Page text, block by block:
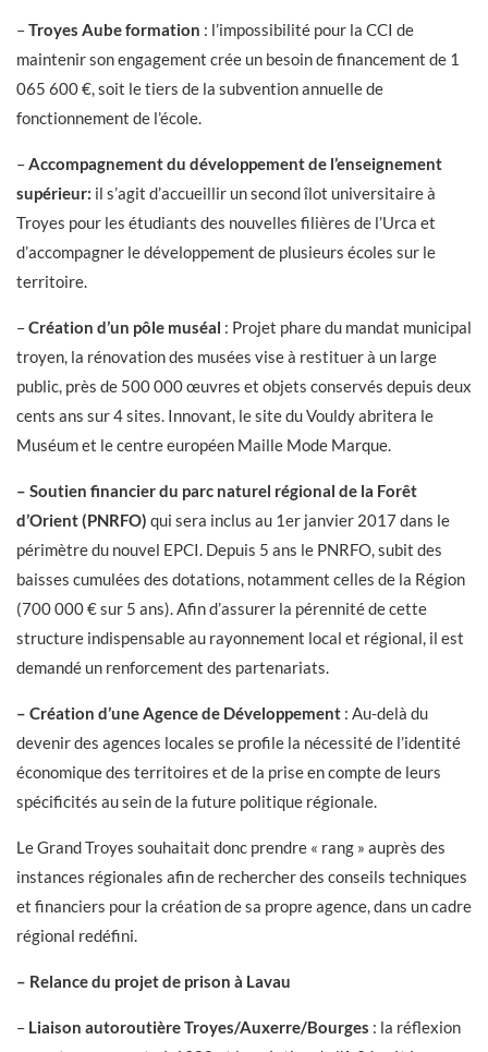
–Troyes Aube formation : l’impossibilité pour la CCI de
maintenir son engagement crée un besoin de financement de 1
065 600 €, soit le tiers de la subvention annuelle de
fonctionnement de l’école.
–Accompagnement du développement de l’enseignement
supérieur: il s’agit d’accueillir un second îlot universitaire à
Troyes pour les étudiants des nouvelles filières de l’Urca et
d’accompagner le développement de plusieurs écoles sur le
territoire.
–Création d’un pôle muséal : Projet phare du mandat municipal
troyen, la rénovation des musées vise à restituer à un large
public, près de 500 000 œuvres et objets conservés depuis deux
cents ans sur 4 sites. Innovant, le site du Vouldy abritera le
Muséum et le centre européen Maille Mode Marque.
– Soutien financier du parc naturel régional de la Forêt
d’Orient (PNRFO) qui sera inclus au 1er janvier 2017 dans le
périmètre du nouvel EPCI. Depuis 5 ans le PNRFO, subit des
baisses cumulées des dotations, notamment celles de la Région
(700 000 € sur 5 ans). Afin d’assurer la pérennité de cette
structure indispensable au rayonnement local et régional, il est
demandé un renforcement des partenariats.
– Création d’une Agence de Développement : Au-delà du
devenir des agences locales se profile la nécessité de l’identité
économique des territoires et de la prise en compte de leurs
spécificités au sein de la future politique régionale.
Le Grand Troyes souhaitait donc prendre « rang » auprès des
instances régionales afin de rechercher des conseils techniques
et financiers pour la création de sa propre agence, dans un cadre
régional redéfini.
– Relance du projet de prison à Lavau
– Liaison autoroutière Troyes/Auxerre/Bourges : la réflexion